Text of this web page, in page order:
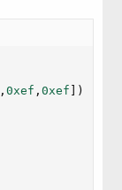
,0xef ,0xef
)